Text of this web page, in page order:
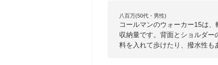
八百万(50代・男性)
コールマンのウォーカー15は
収納量です。背面とショルダ
料を入れて歩けたり、撥水性